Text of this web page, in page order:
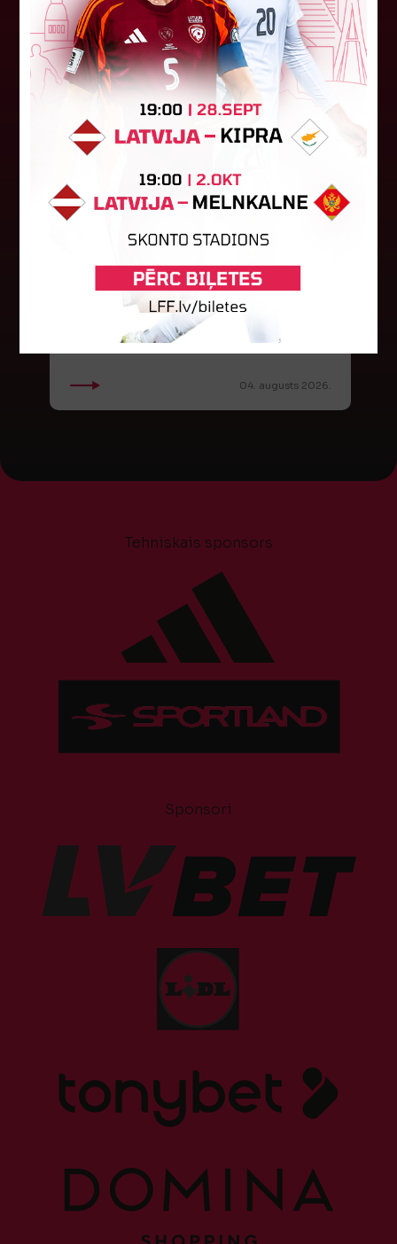
FK "Auda" pie eirokausu galda
turpina baudīt desertus
Otrdien Latvijas klubs FK "Auda" aizvadīja UEFA
Konferences līgas kvalifikācijas trešās kārtas
pirmo spēli, savu skatītāju priekšā "Skonto"
stadionā Rīgā ar 1:0 uzveica...
04. augusts 2026.
Tehniskais sponsors
Sponsori